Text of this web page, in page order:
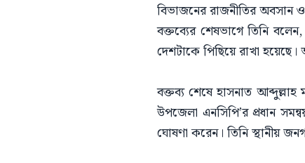
​বিভাজনের রাজনীতির অবসান
​বক্তব্যের শেষভাগে তিনি
দেশটাকে পিছিয়ে রাখা
​বক্তব্য শেষে হাসনাত
উপজেলা এনসিপি’র প্রধান
ঘোষণা করেন। তিনি স্থানীয়